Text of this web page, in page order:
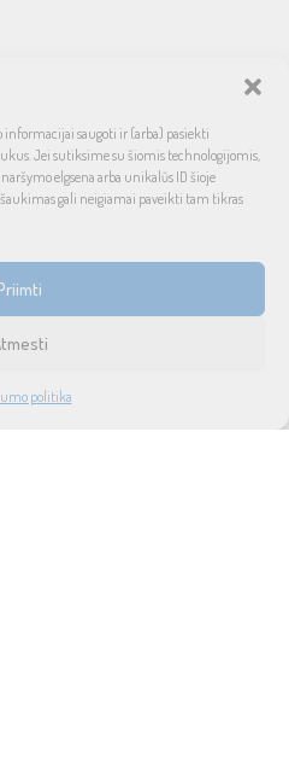
saugoti ir (arba) pasiekti
Jei sutiksime su šiomis technologijomis,
elgsena arba unikalūs ID šioje
gali neigiamai paveikti tam tikras
politika
PAIEŠKA
bei automobilinės garso
garantuotas optimalus